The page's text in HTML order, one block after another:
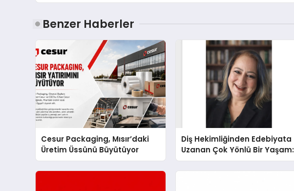
Benzer Haberler
Cesur Packaging, Mısır’daki
Üretim Üssünü Büyütüyor
Diş Hekimliğinden Edebiyata
Uzanan Çok Yönlü Bir Yaşam:
Yeşim Şahin Yaman